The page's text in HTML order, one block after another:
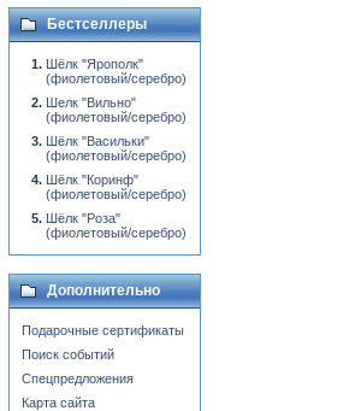
Бестселлеры
Шёлк "Ярополк"
(фиолетовый/серебро)
Шелк "Вильно"
(фиолетовый/серебро)
Шёлк "Васильки"
(фиолетовый/серебро)
Шёлк "Коринф"
(фиолетовый/серебро)
Шёлк "Роза"
(фиолетовый/серебро)
Дополнительно
Подарочные сертификаты
Поиск событий
Спецпредложения
Карта сайта